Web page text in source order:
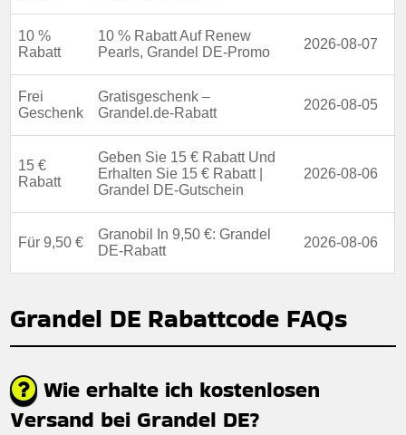
10 %
Rabatt
10 % Rabatt Auf Renew
Pearls, Grandel DE-Promo
2026-08-07
Frei
Geschenk
Gratisgeschenk –
Grandel.de-Rabatt
2026-08-05
15 €
Rabatt
Geben Sie 15 € Rabatt Und
Erhalten Sie 15 € Rabatt |
Grandel DE-Gutschein
2026-08-06
Für 9,50 €
Granobil In 9,50 €: Grandel
DE-Rabatt
2026-08-06
Grandel DE Rabattcode FAQs
Wie erhalte ich kostenlosen
Versand bei Grandel DE?